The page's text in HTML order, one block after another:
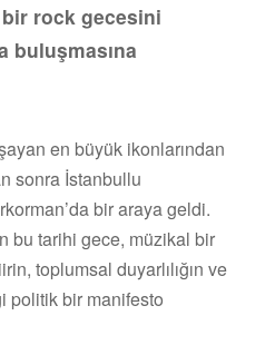
bir rock gecesini
buluşmasına
en büyük ikonlarından
sonra İstanbullu
bir araya geldi.
bu tarihi gece, müzikal bir
toplumsal duyarlılığın ve
politik bir manifesto